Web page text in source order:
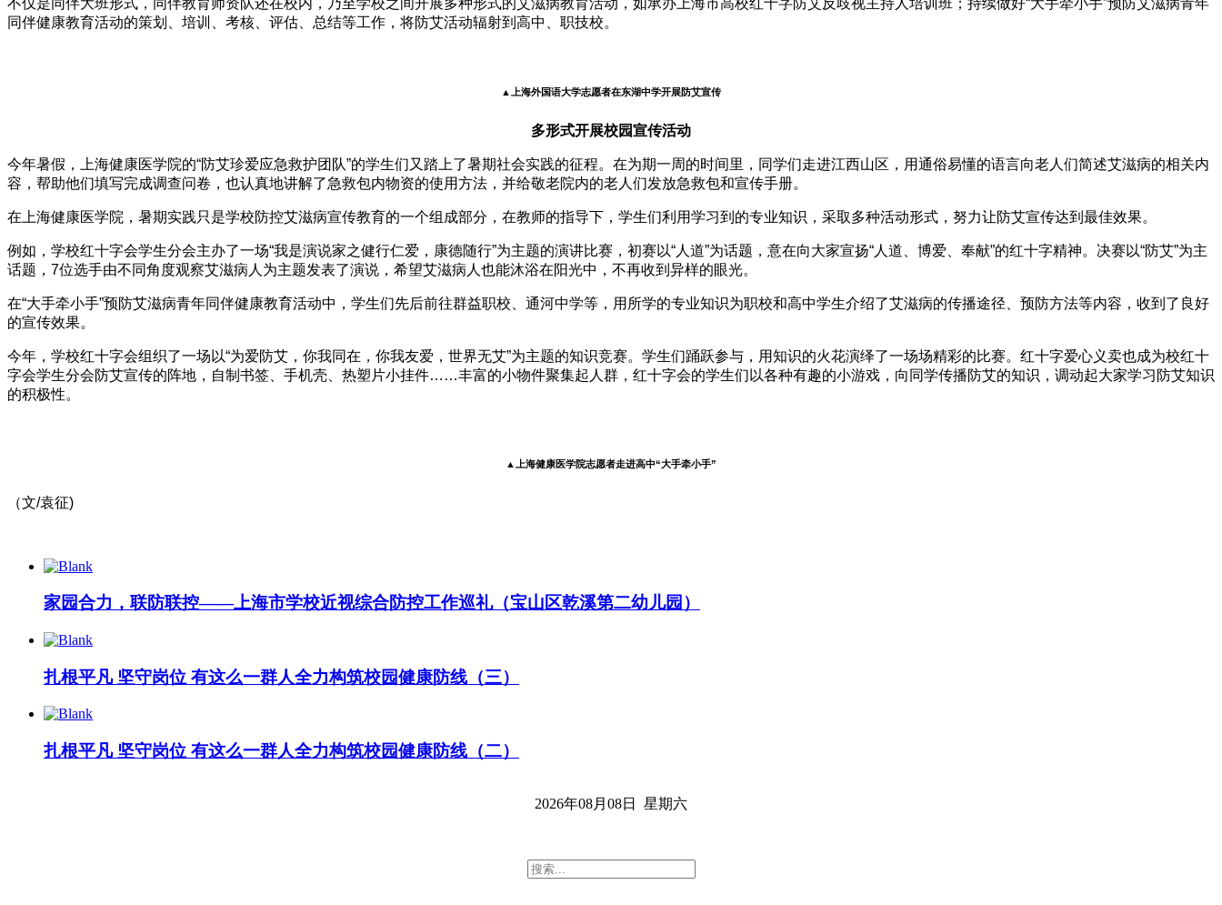
同伴健康教育活动的策划、培训、考核、评估、总结等工作，将防艾活动辐射到高中、职技校。
▲上海外国语大学志愿者在东湖中学开展防艾宣传
多形式开展校园宣传活动
今年暑假，上海健康医学院的“防艾珍爱应急救护团队”的学生们又踏上了暑期社会实践的征程。在为期一周的时间里，同学们走进江西山区，用通俗易懂的语言向老人们简述艾滋病的相关内
容，帮助他们填写完成调查问卷，也认真地讲解了急救包内物资的使用方法，并给敬老院内的老人们发放急救包和宣传手册。
在上海健康医学院，暑期实践只是学校防控艾滋病宣传教育的一个组成部分，在教师的指导下，学生们利用学习到的专业知识，采取多种活动形式，努力让防艾宣传达到最佳效果。
例如，学校红十字会学生分会主办了一场“我是演说家之健行仁爱，康德随行”为主题的演讲比赛，初赛以“人道”为话题，意在向大家宣扬“人道、博爱、奉献”的红十字精神。决赛以“防艾”为主
话题，7位选手由不同角度观察艾滋病人为主题发表了演说，希望艾滋病人也能沐浴在阳光中，不再收到异样的眼光。
在“大手牵小手”预防艾滋病青年同伴健康教育活动中，学生们先后前往群益职校、通河中学等，用所学的专业知识为职校和高中学生介绍了艾滋病的传播途径、预防方法等内容，收到了良好
的宣传效果。
今年，学校红十字会组织了一场以“为爱防艾，你我同在，你我友爱，世界无艾”为主题的知识竞赛。学生们踊跃参与，用知识的火花演绎了一场场精彩的比赛。红十字爱心义卖也成为校红十
字会学生分会防艾宣传的阵地，自制书签、手机壳、热塑片小挂件……丰富的小物件聚集起人群，红十字会的学生们以各种有趣的小游戏，向同学传播防艾的知识，调动起大家学习防艾知识
的积极性。
▲上海健康医学院志愿者走进高中“大手牵小手”
（文/袁征)
家园合力，联防联控——上海市学校近视综合防控工作巡礼（宝山区乾溪第二幼儿园）
扎根平凡 坚守岗位 有这么一群人全力构筑校园健康防线（三）
扎根平凡 坚守岗位 有这么一群人全力构筑校园健康防线（二）
2026年08月08日 星期六